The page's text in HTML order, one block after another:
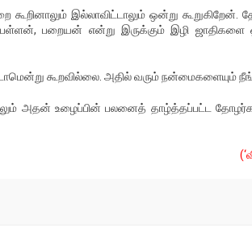
இல்லாவிட்டாலும் ஒன்று கூறுகிறேன்.
பள்ளன், பறையன் என்று இருக்கும் இழி
கூறவில்லை. அதில் வரும் நன்மைகளையும்
அதன் உழைப்பின் பலனைத் தாழ்த்தப்பட்ட